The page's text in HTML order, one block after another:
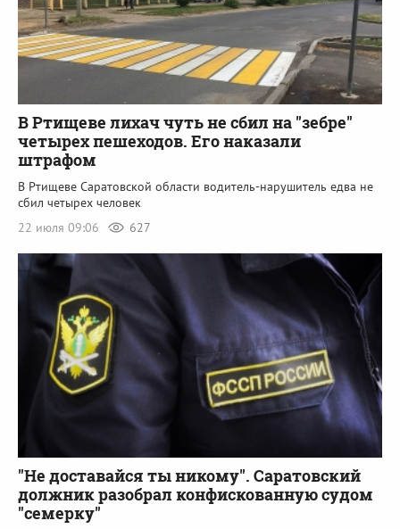
В Ртищеве лихач чуть не сбил на "зебре"
четырех пешеходов. Его наказали
штрафом
В Ртищеве Саратовской области водитель-нарушитель едва не
сбил четырех человек
22 июля 09:06
627
"Не доставайся ты никому". Саратовский
должник разобрал конфискованную судом
"семерку"